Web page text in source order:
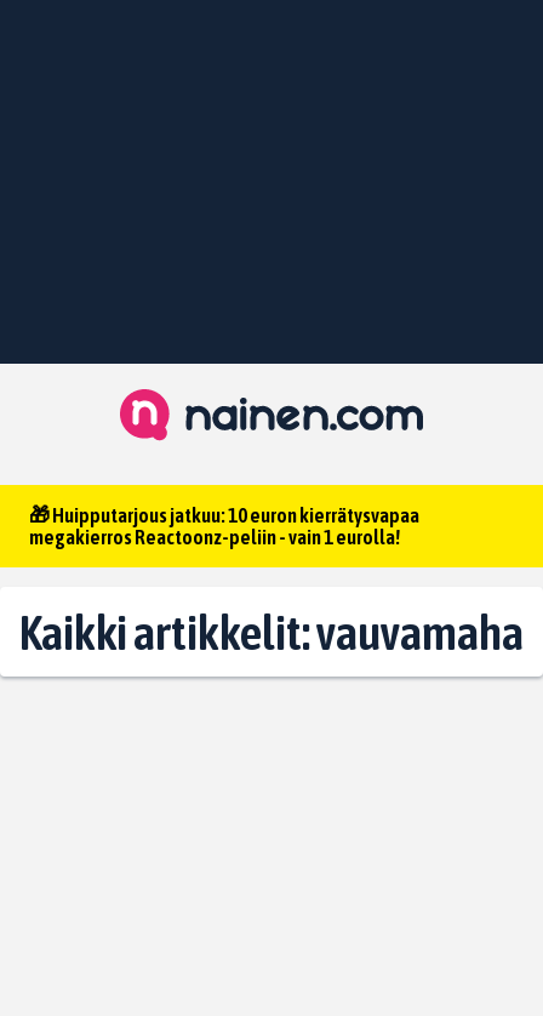
🎁 Huipputarjous jatkuu: 10 euron kierrätysvapaa
megakierros Reactoonz-peliin - vain 1 eurolla!
Kaikki artikkelit: vauvamaha